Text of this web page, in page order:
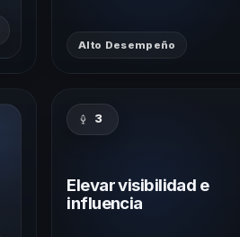
Alto Desempeño
3
Elevar visibilidad e
influencia